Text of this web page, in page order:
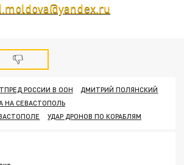
РОССИИ В ООН
ДМИТРИЙ ПОЛЯНСКИЙ
НА СЕВАСТОПОЛЬ
УДАР ДРОНОВ ПО КОРАБЛЯМ